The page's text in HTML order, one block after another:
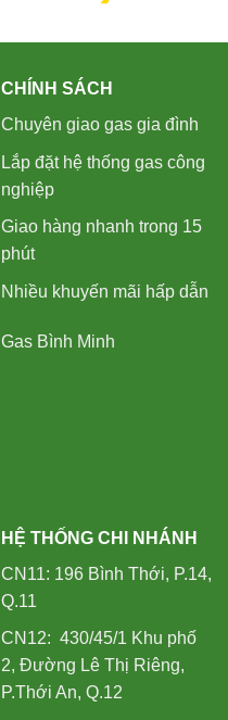
CHÍNH SÁCH
Chuyên giao gas gia đình
Lắp đặt hệ thống gas công
nghiệp
Giao hàng nhanh trong 15
phút
Nhiều khuyến mãi hấp dẫn
Gas Bình Minh
HỆ THỐNG CHI NHÁNH
CN11: 196 Bình Thới, P.14,
Q.11
CN12: 430/45/1 Khu phố
2, Đường Lê Thị Riêng,
P.Thới An, Q.12